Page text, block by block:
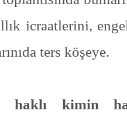
icraatlerini,
ters köşeye.
haklı kimin